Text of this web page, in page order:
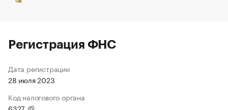
Регистрация ФНС
Дата регистрации
28 июля 2023
Код налогового органа